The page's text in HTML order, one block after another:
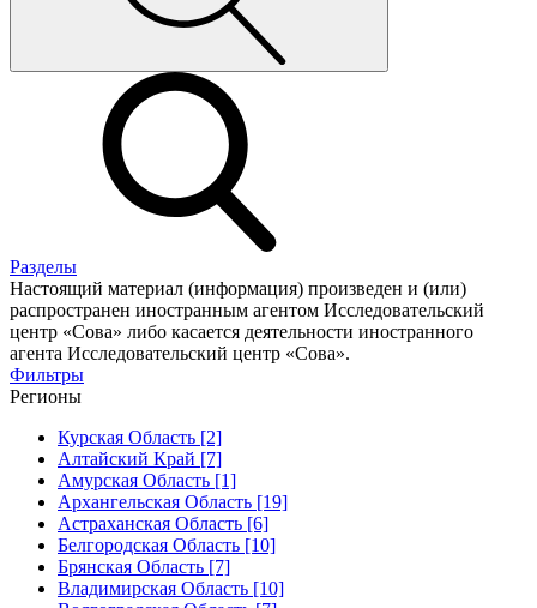
Разделы
Настоящий материал (информация) произведен и (или)
распространен иностранным агентом Исследовательский
центр «Сова» либо касается деятельности иностранного
агента Исследовательский центр «Сова».
Фильтры
Регионы
Курская Область [2]
Алтайский Край [7]
Амурская Область [1]
Архангельская Область [19]
Астраханская Область [6]
Белгородская Область [10]
Брянская Область [7]
Владимирская Область [10]